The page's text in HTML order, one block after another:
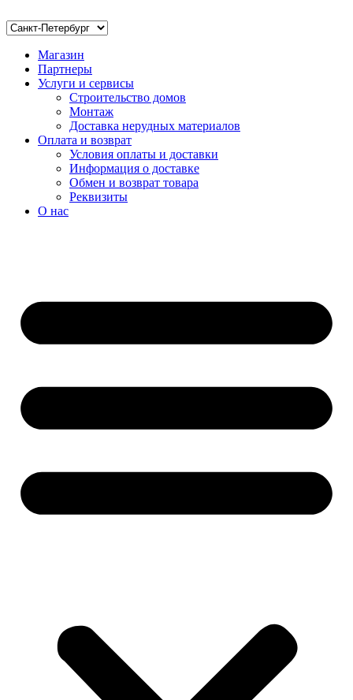
Магазин
Партнеры
Услуги и сервисы
Строительство домов
Монтаж
Доставка нерудных материалов
Оплата и возврат
Условия оплаты и доставки
Информация о доставке
Обмен и возврат товара
Реквизиты
О нас